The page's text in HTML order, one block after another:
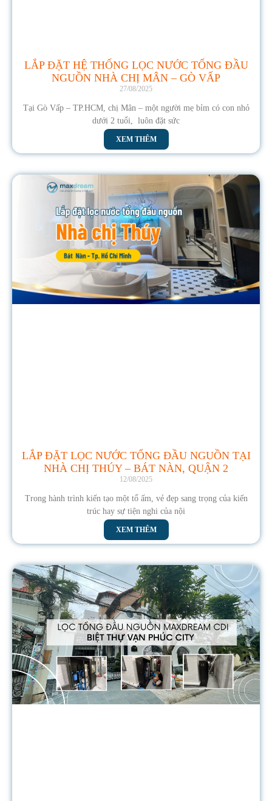
LẮP ĐẶT HỆ THỐNG LỌC NƯỚC TỔNG ĐẦU
NGUỒN NHÀ CHỊ MÂN – GÒ VẤP
27/08/2025
Tại Gò Vấp – TP.HCM, chị Mân – một người mẹ bỉm có con nhỏ
dưới 2 tuổi, luôn đặt sức
XEM THÊM
LẮP ĐẶT LỌC NƯỚC TỔNG ĐẦU NGUỒN TẠI
NHÀ CHỊ THÚY – BÁT NÀN, QUẬN 2
12/08/2025
Trong hành trình kiến tạo một tổ ấm, vẻ đẹp sang trọng của kiến
trúc hay sự tiện nghi của nội
XEM THÊM